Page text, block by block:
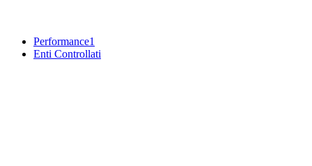
Performance1
Enti Controllati